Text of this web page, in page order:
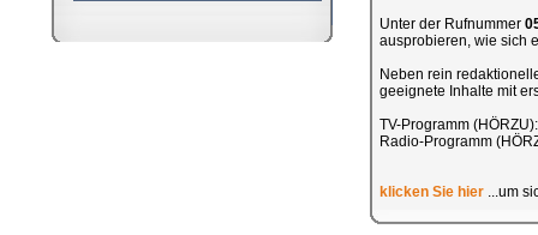
Unter der Rufnummer
ausprobieren, wie sich
Neben rein
geeignete Inhalte mit
TV-Programm
Radio-Programm
klicken Sie hier...um